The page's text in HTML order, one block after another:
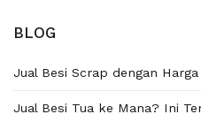
BLOG
Jual Besi Scrap dengan
Jual Besi Tua ke Mana? Ini